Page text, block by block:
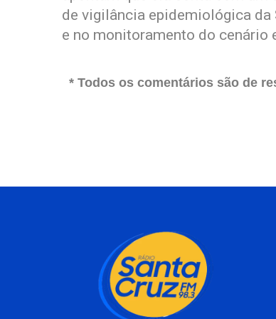
de vigilância epidemiológica da
e no monitoramento do cenário
* Todos os comentários são de